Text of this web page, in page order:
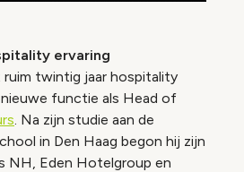
ervaring
twintig jaar hospitality
nieuwe functie als Head of
. Na zijn studie aan de
in Den Haag begon hij zijn
NH, Eden Hotelgroup en